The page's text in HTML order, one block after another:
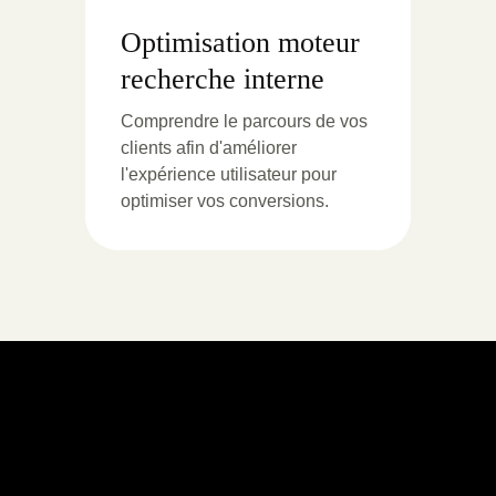
Optimisation moteur
recherche interne
Comprendre le parcours de vos
clients afin d'améliorer
l'expérience utilisateur pour
optimiser vos conversions.